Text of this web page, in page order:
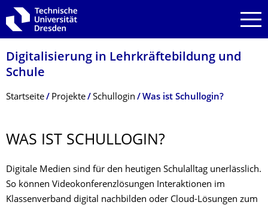
Zur Hauptnavigation springen
Zur Suche springen
Zum Inhalt springen
Digitalisierung in Lehrkräftebildung und
Schule
Breadcrumb-Menü
Startseite Projekte Schullogin Was ist Schullogin?
WAS IST SCHULLOGIN?
Digitale Medien sind für den heutigen Schulalltag unerlässlich.
So können Videokonferenzlösungen Interaktionen im
Klassenverband digital nachbilden oder Cloud-Lösungen zum